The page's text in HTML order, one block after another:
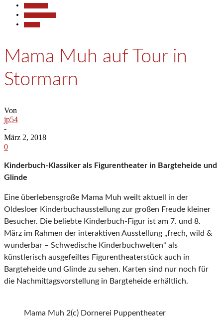
Mama Muh auf Tour in
Stormarn
Von
jp54
-
März 2, 2018
0
Kinderbuch-Klassiker als Figurentheater in Bargteheide und
Glinde
Eine überlebensgroße Mama Muh weilt aktuell in der
Oldesloer Kinderbuchausstellung zur großen Freude kleiner
Besucher. Die beliebte Kinderbuch-Figur ist am 7. und 8.
März im Rahmen der interaktiven Ausstellung „frech, wild &
wunderbar – Schwedische Kinderbuchwelten“ als
künstlerisch ausgefeiltes Figurentheaterstück auch in
Bargteheide und Glinde zu sehen. Karten sind nur noch für
die Nachmittagsvorstellung in Bargteheide erhältlich.
Mama Muh 2(c) Dornerei Puppentheater